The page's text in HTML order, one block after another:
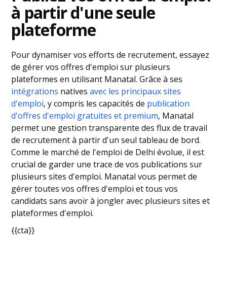
à partir d'une seule
plateforme
Pour dynamiser vos efforts de recrutement, essayez
de gérer vos offres d'emploi sur plusieurs
plateformes en utilisant Manatal. Grâce à ses
intégrations nativesavec les principaux sites
d'emploi, y compris les capacités de publication
d'offres d'emploi gratuites et premium, Manatal
permet une gestion transparente des flux de travail
de recrutement à partir d'un seul tableau de bord.
Comme le marché de l'emploi de Delhi évolue, il est
crucial de garder une trace de vos publications sur
plusieurs sites d'emploi. Manatal vous permet de
gérer toutes vos offres d'emploi et tous vos
candidats sans avoir à jongler avec plusieurs sites et
plateformes d'emploi.
{{cta}}